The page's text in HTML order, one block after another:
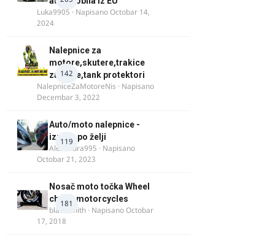
Luka9905 · NapisanoOctobar 14,
2024
142
Nalepnice za
motore,skutere,trakice
za felne,tank protektori
NalepniceZaMotoreNis · Napisano
Decembar 3, 2022
119
Auto/moto nalepnice -
izrada po želji
Alexandra995 · Napisano
Octobar 21, 2023
181
Nosač moto točka Wheel
chock motorcycles
blacksmith · NapisanoOctobar
17, 2018